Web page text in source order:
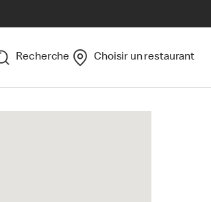
Recherche Choisir un restaurant